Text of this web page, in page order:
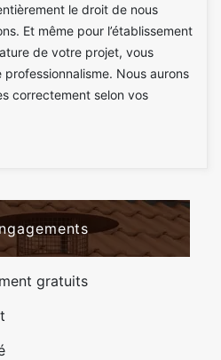
le droit de nous
Et même pour l’établissement
de votre projet, vous
Nous aurons
correctement selon vos
gratuits